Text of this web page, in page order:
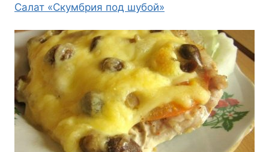
Салат «Скумбрия под шубой»